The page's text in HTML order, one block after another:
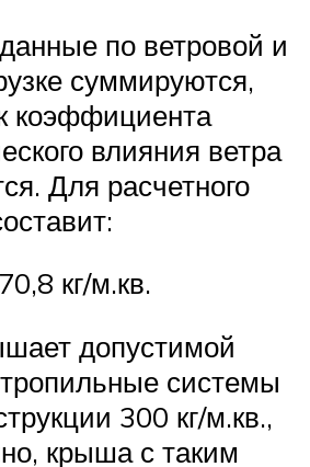
по ветровой и
суммируются,
коэффициента
влияния ветра
Для расчетного
кг/м.кв.
допустимой
системы
300 кг/м.кв.,
крыша с таким